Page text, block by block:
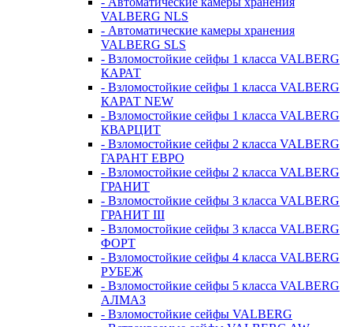
VALBERG NLS
- Автоматические камеры хранения
VALBERG SLS
- Взломостойкие сейфы 1 класса VALBERG
КАРАТ
- Взломостойкие сейфы 1 класса VALBERG
КАРАТ NEW
- Взломостойкие сейфы 1 класса VALBERG
КВАРЦИТ
- Взломостойкие сейфы 2 класса VALBERG
ГАРАНТ ЕВРО
- Взломостойкие сейфы 2 класса VALBERG
ГРАНИТ
- Взломостойкие сейфы 3 класса VALBERG
ГРАНИТ III
- Взломостойкие сейфы 3 класса VALBERG
ФОРТ
- Взломостойкие сейфы 4 класса VALBERG
РУБЕЖ
- Взломостойкие сейфы 5 класса VALBERG
АЛМАЗ
- Взломостойкие сейфы VALBERG